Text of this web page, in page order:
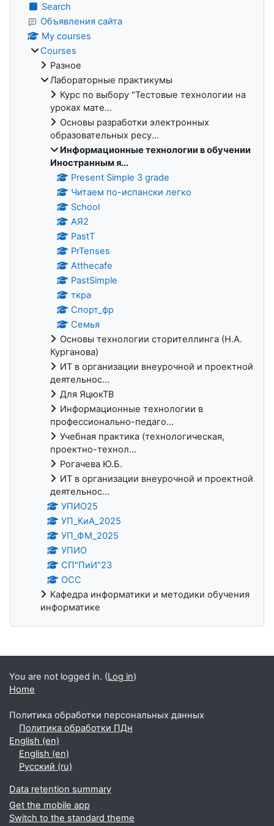
Search
Объявления сайта
My courses
Courses
Разное
Лабораторные практикумы
Курс по выбору "Тестовые технологии на
уроках мате...
Основы разработки электронных
образовательных ресу...
Информационные технологии в обучении
Иностранным я...
Present Simple 3 grade
Читаем по-испански легко
School
АЯ2
PastT
PrTenses
Atthecafe
PastSimple
ткра
Спорт_фр
Семья
Основы технологии сторителлинга (Н.А.
Курганова)
ИТ в организации внеурочной и проектной
деятельнос...
Для ЯцюкТВ
Информационные технологии в
профессионально-педаго...
Учебная практика (технологическая,
проектно-технол...
Рогачева Ю.Б.
ИТ в организации внеурочной и проектной
деятельнос...
УПИО25
УП_КиА_2025
УП_ФМ_2025
УПИО
СП"ПиИ"23
ОСС
Кафедра информатики и методики обучения
информатике
Supplementary blocks
You are not logged in. (Log in)
Home
Политика обработки персональных данных
Политика обработки ПДн
English ‎(en)‎
English ‎(en)‎
Русский ‎(ru)‎
Data retention summary
Get the mobile app
Switch to the standard theme